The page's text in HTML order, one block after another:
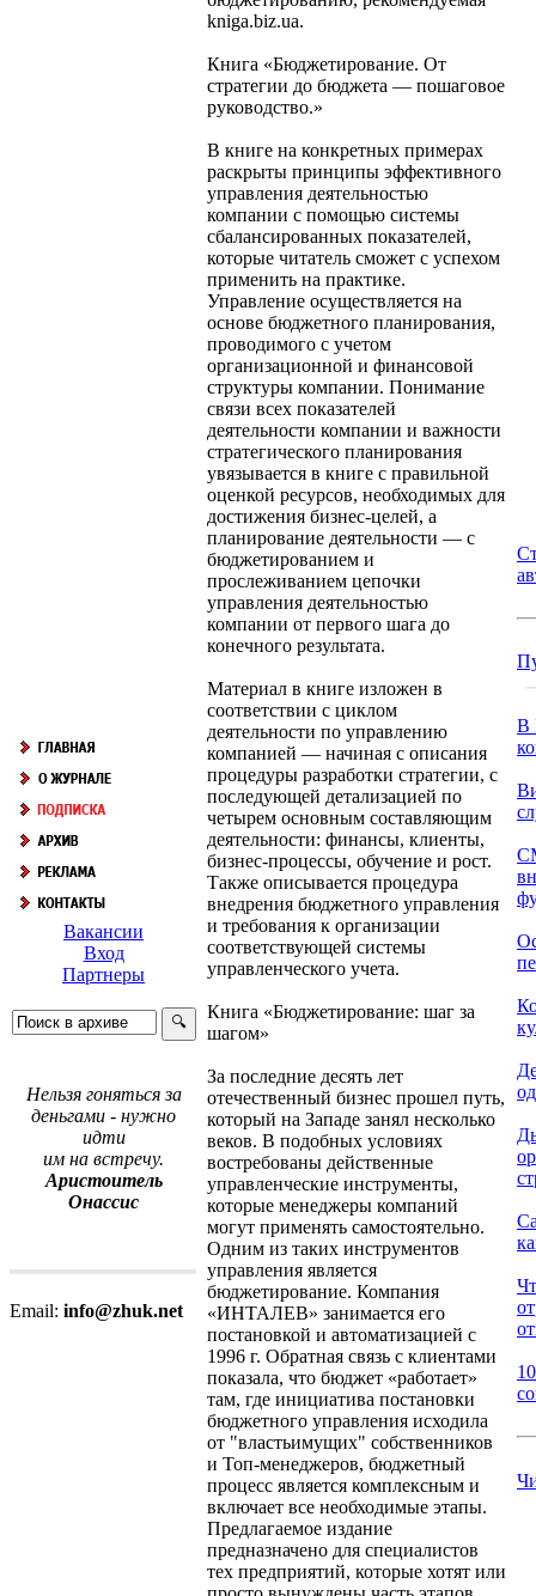
Вакансии
Вход
Партнеры
Нельзя гоняться за
деньгами - нужно
идти
им на встречу.
Аристоитель
Онассис
Email: info@zhuk.net
kniga.biz.ua.
Книга «Бюджетирование. От
стратегии до бюджета — пошаговое
руководство.»
В книге на конкретных примерах
раскрыты принципы эффективного
управления деятельностью
компании с помощью системы
сбалансированных показателей,
которые читатель сможет с успехом
применить на практике.
Управление осуществляется на
основе бюджетного планирования,
проводимого с учетом
организационной и финансовой
структуры компании. Понимание
связи всех показателей
деятельности компании и важности
стратегического планирования
увязывается в книге с правильной
оценкой ресурсов, необходимых для
достижения бизнес-целей, а
планирование деятельности — с
бюджетированием и
прослеживанием цепочки
управления деятельностью
компании от первого шага до
конечного результата.
Материал в книге изложен в
соответствии с циклом
деятельности по управлению
компанией — начиная с описания
процедуры разработки стратегии, с
последующей детализацией по
четырем основным составляющим
деятельности: финансы, клиенты,
бизнес-процессы, обучение и рост.
Также описывается процедура
внедрения бюджетного управления
и требования к организации
соответствующей системы
управленческого учета.
Книга «Бюджетирование: шаг за
шагом»
За последние десять лет
отечественный бизнес прошел путь,
который на Западе занял несколько
веков. В подобных условиях
востребованы действенные
управленческие инструменты,
которые менеджеры компаний
могут применять самостоятельно.
Одним из таких инструментов
управления является
бюджетирование. Компания
«ИНТАЛЕВ» занимается его
постановкой и автоматизацией с
1996 г. Обратная связь с клиентами
показала, что бюджет «работает»
там, где инициатива постановки
бюджетного управления исходила
от "властьимущих" собственников
и Топ-менеджеров, бюджетный
процесс является комплексным и
включает все необходимые этапы.
Предлагаемое издание
предназначено для специалистов
тех предприятий, которые хотят или
В